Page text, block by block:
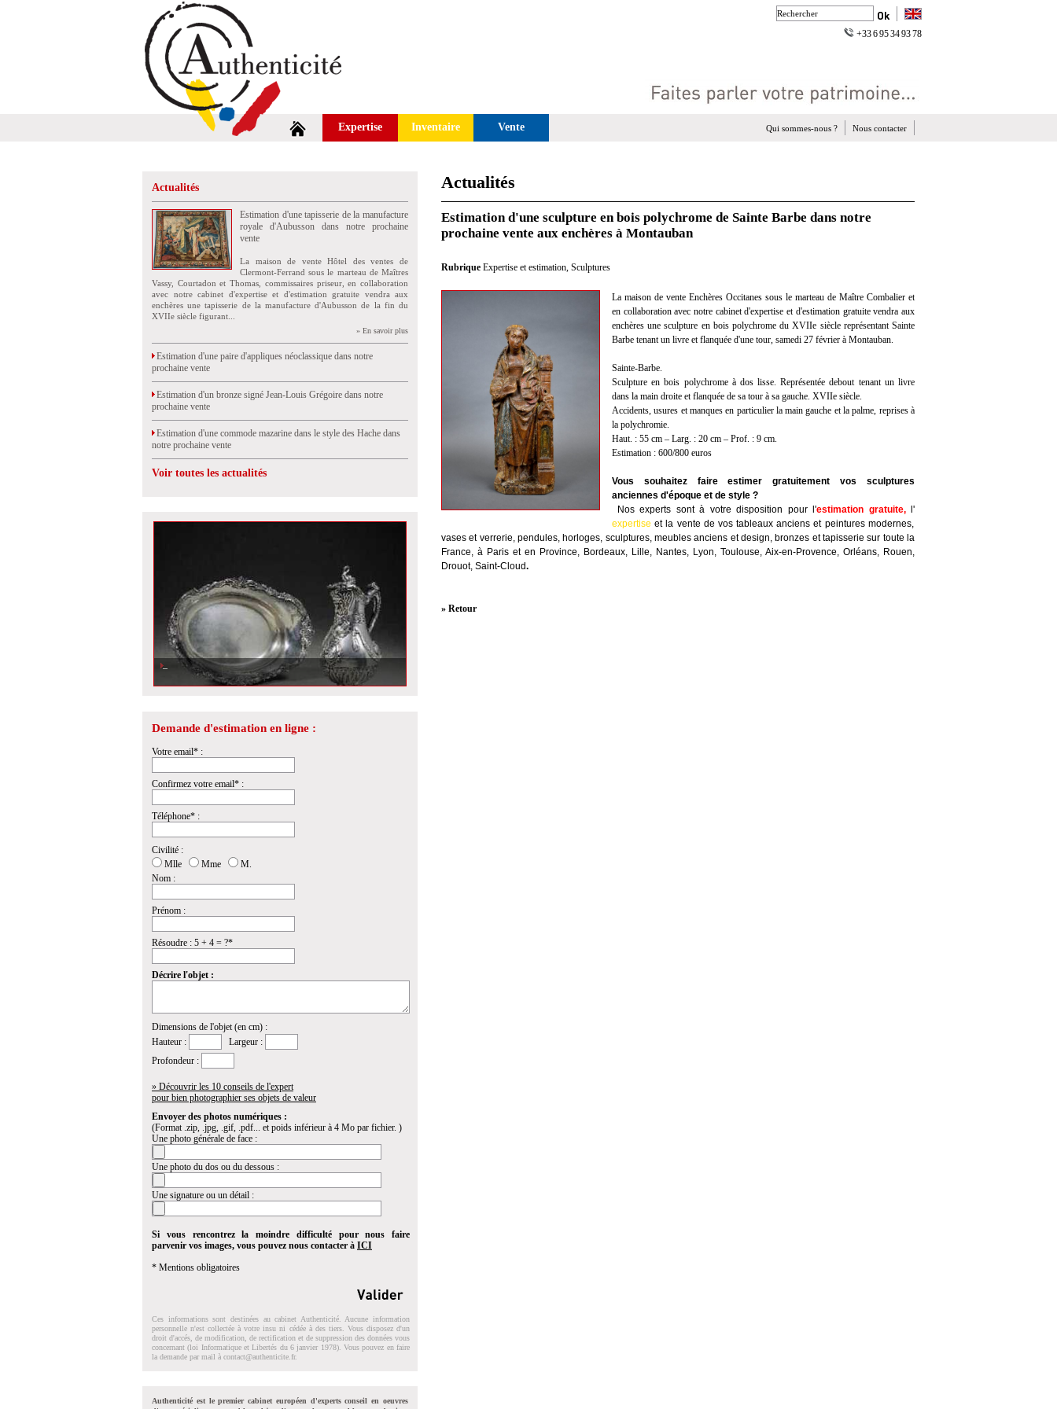
+33 6 95 34 93 78
Expertise Inventaire Vente Nous contacter
Qui sommes-nous ?
Actualités
Estimation d'une tapisserie de la manufacture
royale d'Aubusson dans notre prochaine
vente
La maison de vente Hôtel des ventes de
Clermont-Ferrand sous le marteau de Maîtres
Vassy, Courtadon et Thomas, commissaires priseur, en collaboration
avec notre cabinet d'expertise et d'estimation gratuite vendra aux
enchères une tapisserie de la manufacture d'Aubusson de la fin du
XVIIe siècle figurant...
» En savoir plus
Estimation d'une paire d'appliques néoclassique dans notre
prochaine vente
Estimation d'un bronze signé Jean-Louis Grégoire dans notre
prochaine vente
Estimation d'une commode mazarine dans le style des Hache dans
notre prochaine vente
Voir toutes les actualités
Demande d'estimation en ligne :
Votre email* :
Confirmez votre email* :
Téléphone* :
Civilité :
Mlle
Mme
M.
Nom :
Prénom :
Résoudre : 5 + 4 = ?*
Décrire l'objet :
Dimensions de l'objet (en cm) :
Hauteur :
Largeur :
Profondeur :
» Découvrir les 10 conseils de l'expert
pour bien photographier ses objets de valeur
Envoyer des photos numériques :
(Format .zip, .jpg, .gif, .pdf... et poids inférieur à 4 Mo par fichier. )
Une photo générale de face :
Une photo du dos ou du dessous :
Une signature ou un détail :
Si vous rencontrez la moindre difficulté pour nous faire
parvenir vos images, vous pouvez nous contacter à ICI
* Mentions obligatoires
Ces informations sont destinées au cabinet Authenticité. Aucune information
personnelle n'est collectée à votre insu ni cédée à des tiers. Vous disposez d'un
droit d'accés, de modification, de rectification et de suppression des données vous
concernant (loi Informatique et Libertés du 6 janvier 1978). Vous pouvez en faire
la demande par mail à contact@authenticite.fr.
Authenticité est le premier cabinet européen d'experts conseil en oeuvres
Actualités
Estimation d'une sculpture en bois polychrome de Sainte Barbe dans notre
prochaine vente aux enchères à Montauban
Rubrique Expertise et estimation, Sculptures
La maison de vente Enchères Occitanes sous le marteau de Maître Combalier et
en collaboration avec notre cabinet d'expertise et d'estimation gratuite vendra aux
enchères une sculpture en bois polychrome du XVIIe siècle représentant Sainte
Barbe tenant un livre et flanquée d'une tour, samedi 27 février à Montauban.
Sainte-Barbe.
Sculpture en bois polychrome à dos lisse. Représentée debout tenant un livre
dans la main droite et flanquée de sa tour à sa gauche. XVIIe siècle.
Accidents, usures et manques en particulier la main gauche et la palme, reprises à
la polychromie.
Haut. : 55 cm – Larg. : 20 cm – Prof. : 9 cm.
Estimation : 600/800 euros
Vous souhaitez faire estimer gratuitement vos sculptures
anciennes d'époque et de style ?
Nos experts sont à votre disposition pour l'estimation gratuite,
l'
expertise et la vente de vos tableaux anciens et peintures modernes,
vases et verrerie, pendules, horloges, sculptures, meubles anciens et design, bronzes et tapisserie sur toute la
France, à Paris et en Province, Bordeaux, Lille, Nantes, Lyon, Toulouse, Aix-en-Provence, Orléans, Rouen,
Drouot, Saint-Cloud.
» Retour